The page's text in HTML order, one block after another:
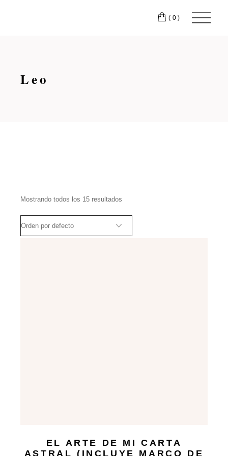
(0)
Leo
Mostrando todos los 15 resultados
EL ARTE DE MI CARTA
ASTRAL (INCLUYE MARCO DE